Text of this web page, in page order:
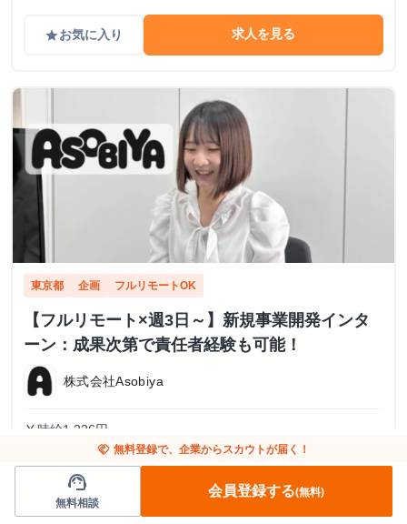
gradeお気に入り 求人を見る
東京都 企画 フルリモートOK
【フルリモート×週3日～】新規事業開発インタ
ーン：成果次第で責任者経験も可能！
株式会社Asobiya
currency_yen 時給1,226円～
フルリモート
江戸川橋から徒歩3分
週3日〜 / 週24時間〜
handshake 無料登録で、企業からスカウトが届く！
support_agent
無料相談
会員登録する(無料)